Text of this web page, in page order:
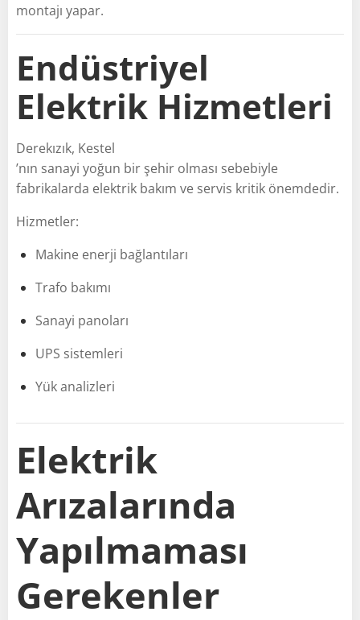
montajı yapar.
Endüstriyel
Elektrik Hizmetleri
Derekızık, Kestel
’nın sanayi yoğun bir şehir olması sebebiyle
fabrikalarda elektrik bakım ve servis kritik önemdedir.
Hizmetler:
Makine enerji bağlantıları
Trafo bakımı
Sanayi panoları
UPS sistemleri
Yük analizleri
Elektrik
Arızalarında
Yapılmaması
Gerekenler